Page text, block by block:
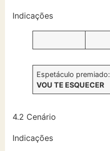
Indicações
Espetáculo premiado:
VOU TE ESQUECER
4.2 Cenário
Indicações